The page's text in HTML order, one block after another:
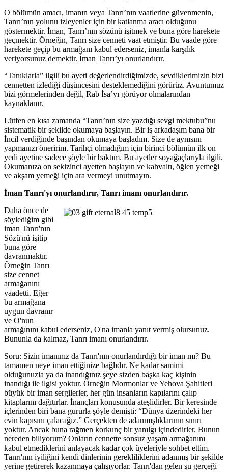
O bölümün amacı, imanın veya Tanrı’nın vaatlerine güvenmenin,
Tanrı’nın yolunu izleyenler için bir katlanma aracı olduğunu
göstermektir. İman, Tanrı’nın sözünü işitmek ve buna göre harekete
geçmektir. Örneğin, Tanrı size cenneti vaat etmiştir. Bu vaade göre
harekete geçip bu armağanı kabul ederseniz, imanla karşılık
veriyorsunuz demektir. İman Tanrı’yı onurlandırır.
“Tanıklarla” ilgili bu ayeti değerlendirdiğimizde, sevdiklerimizin bizi
cennetten izlediği düşüncesini desteklemediğini görürüz. Avuntumuz
bizi görmelerinden değil, Rab İsa’yı görüyor olmalarından
kaynaklanır.
Lütfen en kısa zamanda “Tanrı’nın size yazdığı sevgi mektubu”nu
sistematik bir şekilde okumaya başlayın. Bir iş arkadaşım bana bir
İncil verdiğinde başından okumaya başladım. Size de aynısını
yapmanızı öneririm. Tarihçi olmadığım için birinci bölümün ilk on
yedi ayetine sadece şöyle bir baktım. Bu ayetler soyağaçlarıyla ilgili.
Okumanıza on sekizinci ayetten başlayın ve kahvaltı, öğlen yemeği
ve akşam yemeği için ara vermeyi unutmayın.
İman Tanrı'yı onurlandırır, Tanrı imanı onurlandırır.
Daha önce de
söylediğim gibi
iman Tanrı'nın
Sözü'nü işitip
buna göre
davranmaktır.
Örneğin Tanrı
size cennet
armağanını
vaadetti. Eğer
bu armağana
uygun davranır
ve O'nun
armağınını kabul ederseniz, O'na imanla yanıt vermiş olursunuz.
Bununla da kalmaz, Tanrı imanı onurlandırır.
Soru: Sizin imanınız da Tanrı'nın onurlandırdığı bir iman mı? Bu
tamamen neye iman ettiğinize bağlıdır. Ne kadar samimi
olduğunuzla ya da inandığınız şeye sizden başka kaç kişinin
inandığı ile ilgisi yoktur. Örneğin Mormonlar ve Yehova Şahitleri
büyük bir iman sergilerler, her gün insanların kapılarını çalıp
kitaplarını dağıtırlar. İnançları konusunda ateşlidirler. Bir keresinde
içlerinden biri bana gururla şöyle demişti: “Dünya üzerindeki her
evin kapısını çalacağız.” Gerçekten de adanmışlıklarının sınırı
yoktur. Ancak buna rağmen korkunç bir yanılgı içindedirler. Bunun
nereden biliyorum? Onların cennette sonsuz yaşam armağanını
kabul etmediklerini anlayacak kadar çok üyeleriyle sohbet ettim.
Tanrı'nın iyiliğini kendi dinlerinin gerekliliklerini adanmış bir şekilde
yerine getirerek kazanmaya çalışıyorlar. Tanrı'dan gelen şu gerçeği